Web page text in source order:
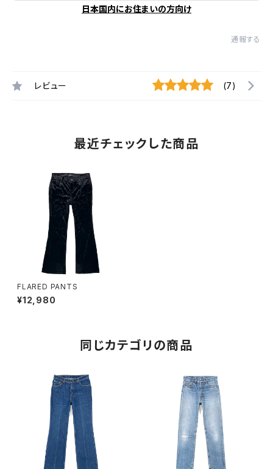
日本国内にお住まいの方向け
通報する
レビュー (7)
最近チェックした商品
FLARED PANTS
¥12,980
同じカテゴリの商品